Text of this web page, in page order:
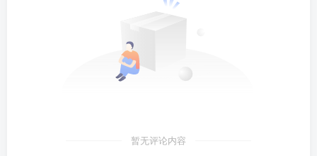
暂无评论内容